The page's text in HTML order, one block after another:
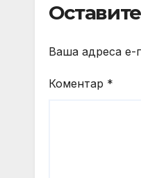
Ваша адреса е-
Коментар *